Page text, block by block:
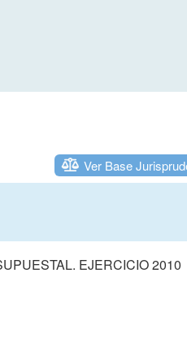
Ver Base
EJERCICIO 2010